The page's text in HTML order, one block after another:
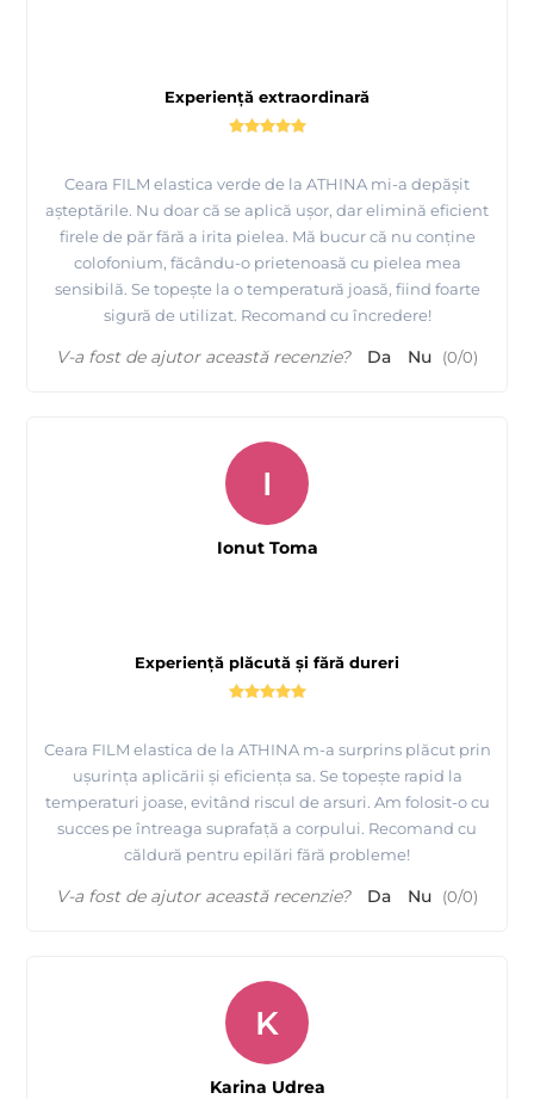
Experiență extraordinară
Ceara FILM elastica verde de la ATHINA mi-a depășit
așteptările. Nu doar că se aplică ușor, dar elimină eficient
firele de păr fără a irita pielea. Mă bucur că nu conține
colofonium, făcându-o prietenoasă cu pielea mea
sensibilă. Se topește la o temperatură joasă, fiind foarte
sigură de utilizat. Recomand cu încredere!
V-a fost de ajutor această recenzie? Da Nu (0/0)
Experiență plăcută și fără dureri
Ceara FILM elastica de la ATHINA m-a surprins plăcut prin
ușurința aplicării și eficiența sa. Se topește rapid la
temperaturi joase, evitând riscul de arsuri. Am folosit-o cu
succes pe întreaga suprafață a corpului. Recomand cu
căldură pentru epilări fără probleme!
I
Ionut Toma
V-a fost de ajutor această recenzie? Da Nu (0/0)
K
Karina Udrea